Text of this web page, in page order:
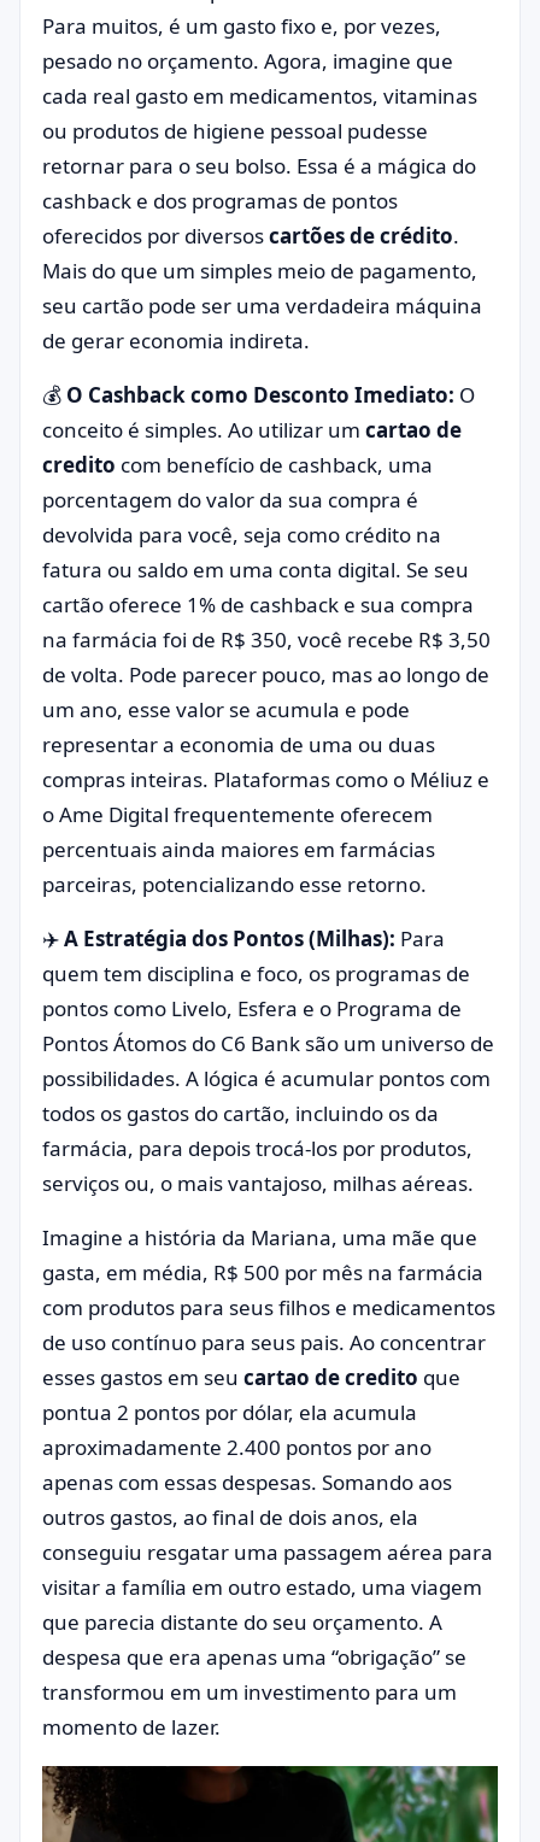
Para muitos, é um gasto fixo e, por vezes,
pesado no orçamento. Agora, imagine que
cada real gasto em medicamentos, vitaminas
ou produtos de higiene pessoal pudesse
retornar para o seu bolso. Essa é a mágica do
cashback e dos programas de pontos
oferecidos por diversoscartões de crédito.
Mais do que um simples meio de pagamento,
seu cartão pode ser uma verdadeira máquina
de gerar economia indireta.
💰 O Cashback como Desconto Imediato: O
conceito é simples. Ao utilizar um cartao de
credito com benefício de cashback, uma
porcentagem do valor da sua compra é
devolvida para você, seja como crédito na
fatura ou saldo em uma conta digital. Se seu
cartão oferece 1% de cashback e sua compra
na farmácia foi de R$ 350, você recebe R$ 3,50
de volta. Pode parecer pouco, mas ao longo de
um ano, esse valor se acumula e pode
representar a economia de uma ou duas
compras inteiras. Plataformas como o Méliuz e
o Ame Digital frequentemente oferecem
percentuais ainda maiores em farmácias
parceiras, potencializando esse retorno.
✈️A Estratégia dos Pontos (Milhas): Para
quem tem disciplina e foco, os programas de
pontos como Livelo, Esfera e o Programa de
Pontos Átomos do C6 Bank são um universo de
possibilidades. A lógica é acumular pontos com
todos os gastos do cartão, incluindo os da
farmácia, para depois trocá-los por produtos,
serviços ou, o mais vantajoso, milhas aéreas.
Imagine a história da Mariana, uma mãe que
gasta, em média, R$ 500 por mês na farmácia
com produtos para seus filhos e medicamentos
de uso contínuo para seus pais. Ao concentrar
esses gastos em seu cartao de credito que
pontua 2 pontos por dólar, ela acumula
aproximadamente 2.400 pontos por ano
apenas com essas despesas. Somando aos
outros gastos, ao final de dois anos, ela
conseguiu resgatar uma passagem aérea para
visitar a família em outro estado, uma viagem
que parecia distante do seu orçamento. A
despesa que era apenas uma “obrigação” se
transformou em um investimento para um
momento de lazer.